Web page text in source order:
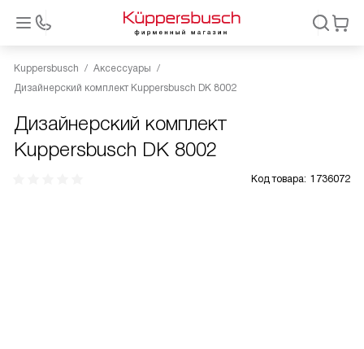
Kuppersbusch
Аксессуары
Дизайнерский комплект Kuppersbusch DK 8002
Дизайнерский комплект
Kuppersbusch DK 8002
Код товара: 1736072